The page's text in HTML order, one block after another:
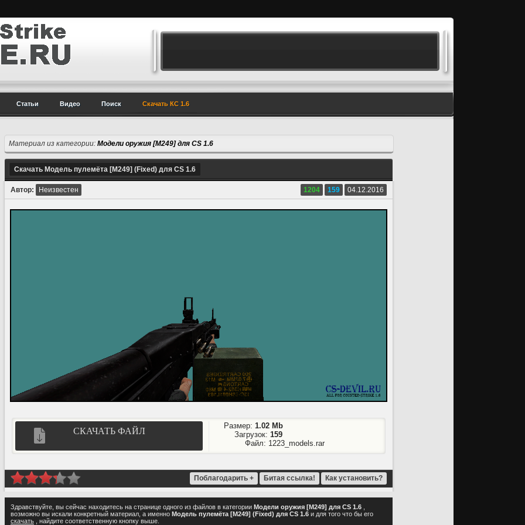
Статьи Видео Поиск Скачать КС 1.6
Материал из категории: Модели оружия [M249] для CS 1.6
Скачать Модель пулемёта [M249] (Fixed) для CS 1.6
Автор: Неизвестен 1204 159 04.12.2016
СКАЧАТЬ ФАЙЛ
Размер: 1.02 Mb
Загрузок: 159
Файл: 1223_models.rar
Поблагодарить + Битая ссылка! Как установить?
Здравствуйте, вы сейчас находитесь на странице одного из файлов в категории Модели оружия [M249] для CS 1.6
возможно вы искали конкретный материал, а именно Модель пулемёта [M249] (Fixed) для CS 1.6 и для того что бы его
скачать , найдите соответственную кнопку выше.